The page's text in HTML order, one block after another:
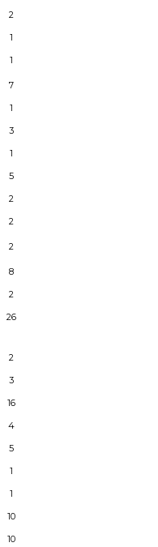
2
1
1
7
1
3
1
5
2
2
2
8
2
26
2
3
16
4
5
1
1
10
10